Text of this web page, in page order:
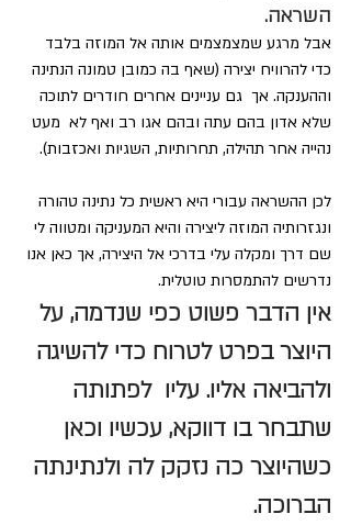
השראה.
אבל מרגע שמצמצמים אותה אל המוזה בלבד
כדי להרוויח יצירה (שאף בה כמובן טמונה הנתינה
וההענקה. אך  גם עניינים אחרים חודרים לתוכה
שלא אדון בהם עתה ובהם אגו רב ואף לא  מעט
נהייה אחר תהילה, תחרותיות, השגיות ואכזבות).
לכן ההשראה עבורי היא ראשית כל נתינה טהורה
ונגזרותיה המוזה ליצירה והיא המעניקה ומטווה לי
שם דרך ומקלה עלי בדרכי אל היצירה, אך כאן אנו
נדרשים להתמסרות טוטלית.
אין הדבר פשוט כפי שנדמה, על
היוצר בפרט לטרוח כדי להשיגה
ולהביאה אליו. עליו  לפתותה
שתבחר בו דווקא, עכשיו וכאן
כשהיוצר כה נזקק לה ולנתינתה
הברוכה.